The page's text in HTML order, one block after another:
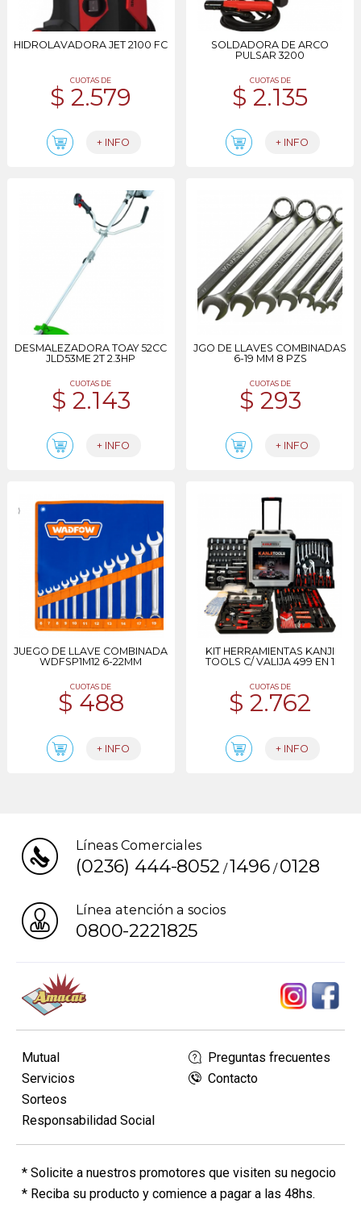
HIDROLAVADORA JET 2100 FC
CUOTAS DE
$ 2.579
+ INFO
SOLDADORA DE ARCO
PULSAR 3200
CUOTAS DE
$ 2.135
+ INFO
DESMALEZADORA TOAY 52CC
JLD53ME 2T 2.3HP
CUOTAS DE
$ 2.143
+ INFO
JGO DE LLAVES COMBINADAS
6-19 MM 8 PZS
CUOTAS DE
$ 293
+ INFO
JUEGO DE LLAVE COMBINADA
WDFSP1M12 6-22MM
CUOTAS DE
$ 488
+ INFO
KIT HERRAMIENTAS KANJI
TOOLS C/ VALIJA 499 EN 1
CUOTAS DE
$ 2.762
+ INFO
Líneas Comerciales
(0236) 444-8052 /1496/0128
Línea atención a socios
0800-2221825
Mutual
Servicios
Sorteos
Responsabilidad Social
Preguntas frecuentes
Contacto
* Solicite a nuestros promotores que visiten su negocio
* Reciba su producto y comience a pagar a las 48hs.